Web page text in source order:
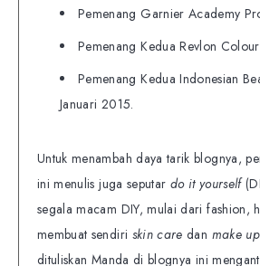
Pemenang Garnier Academy
Pemenang Kedua Revlon
Pemenang Kedua Indonesian
Januari 2015.
Untuk menambah daya tarik blognya,
ini menulis juga seputar do it yourself
segala macam DIY, mulai dari fashion,
membuat sendiri skin care dan make
dituliskan Manda di blognya ini